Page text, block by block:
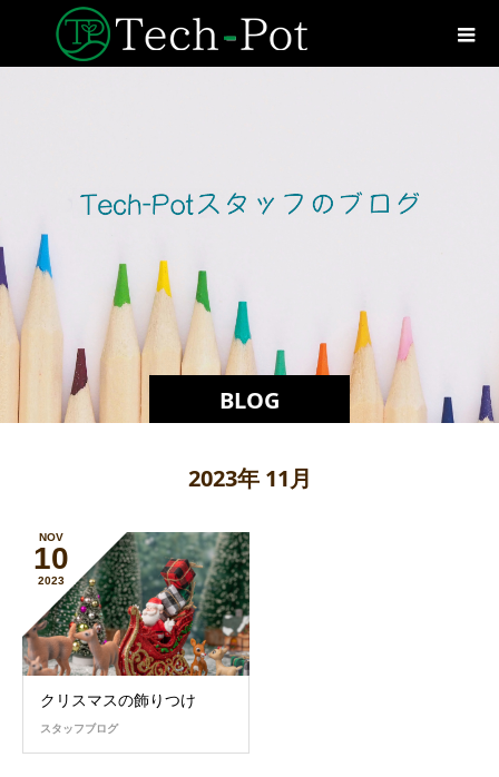
BLOG
2023年 11月
NOV
10
2023
クリスマスの飾りつけ
スタッフブログ